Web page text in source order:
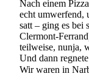
Nach einem
echt umwerfend,
satt – ging es bei
Clermont-
teilweise, nunja,
Und dann
Wir waren in